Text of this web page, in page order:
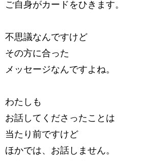
ご自身がカードをひきます。
不思議なんですけど
その方に合った
メッセージなんですよね。
わたしも
お話してくださったことは
当たり前ですけど
ほかでは、お話しません。